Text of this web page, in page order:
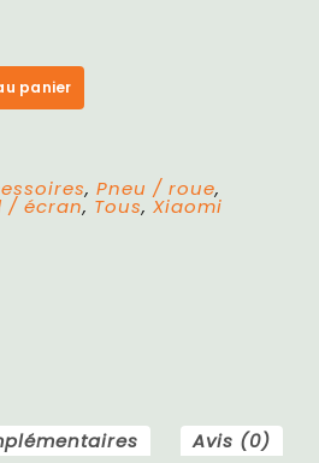
panier
, Pneu / roue,
/ écran, Tous,Xiaomi
Avis (0)